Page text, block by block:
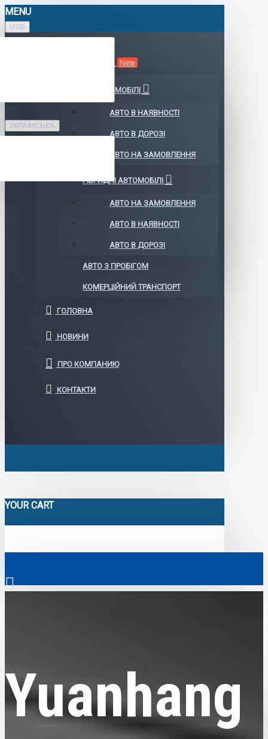
MENU
USD
УКРАЇНСЬКА
New
ЕЛЕКТРОМОБІЛІ
АВТО В НАЯВНОСТІ
АВТО В ДОРОЗІ
АВТО НА ЗАМОВЛЕННЯ
ГІБРИДНІ АВТОМОБІЛІ
АВТО НА ЗАМОВЛЕННЯ
АВТО В НАЯВНОСТІ
АВТО В ДОРОЗІ
АВТО З ПРОБІГОМ
КОМЕРЦІЙНИЙ ТРАНСПОРТ
ГОЛОВНА
НОВИНИ
ПРО КОМПАНИЮ
КОНТАКТИ
YOUR CART
Електромобілі
0
Ваш кошик порожній!
Yuanhang